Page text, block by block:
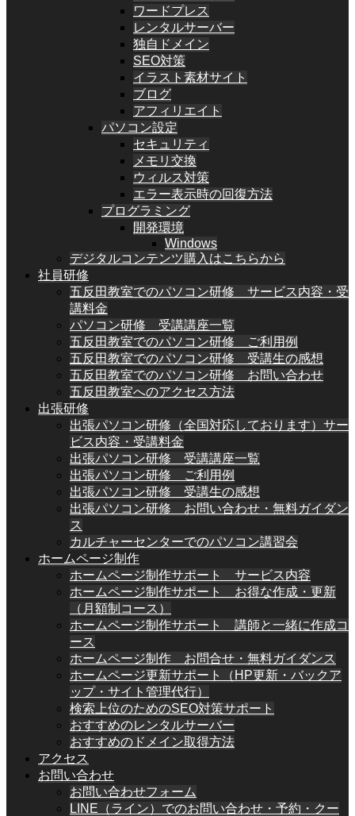
ワードプレス
レンタルサーバー
独自ドメイン
SEO対策
イラスト素材サイト
ブログ
アフィリエイト
パソコン設定
セキュリティ
メモリ交換
ウィルス対策
エラー表示時の回復方法
プログラミング
開発環境
Windows
デジタルコンテンツ購入はこちらから
社員研修
五反田教室でのパソコン研修 サービス内容・受
講料金
パソコン研修 受講講座一覧
五反田教室でのパソコン研修 ご利用例
五反田教室でのパソコン研修 受講生の感想
五反田教室でのパソコン研修 お問い合わせ
五反田教室へのアクセス方法
出張研修
出張パソコン研修（全国対応しております）サー
ビス内容・受講料金
出張パソコン研修 受講講座一覧
出張パソコン研修 ご利用例
出張パソコン研修 受講生の感想
出張パソコン研修 お問い合わせ・無料ガイダン
ス
カルチャーセンターでのパソコン講習会
ホームページ制作
ホームページ制作サポート サービス内容
ホームページ制作サポート お得な作成・更新
（月額制コース）
ホームページ制作サポート 講師と一緒に作成コ
ース
ホームページ制作 お問合せ・無料ガイダンス
ホームページ更新サポート（HP更新・バックア
ップ・サイト管理代行）
検索上位のためのSEO対策サポート
おすすめのレンタルサーバー
おすすめのドメイン取得方法
アクセス
お問い合わせ
お問い合わせフォーム
LINE（ライン）でのお問い合わせ・予約・クー